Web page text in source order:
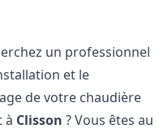
un professionnel
et le
de votre chaudière
à Clisson ? Vous êtes au